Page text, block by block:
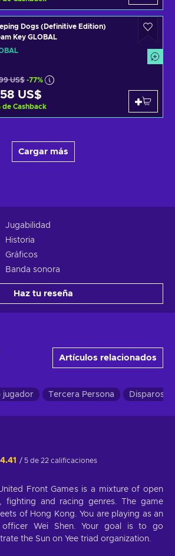
Dogs (Definitive Edition)
Key GLOBAL
US$ -77%
US$
de Cashback
Cargar más
Jugabilidad
Historia
Gráficos
Banda sonora
Haz tu reseña
Artículos relacionados
jugador Tercera Persona Disparos
4.41 / 5 de 22 calificaciones
Front Games is a mixture of open
fighting and racing genres. The game
of Hong Kong. You are playing as an
officer Wei Shen. Your goal is to go
the Sun on Yee triad organization.